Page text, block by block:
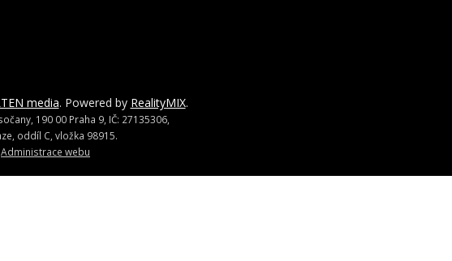
media. Powered by RealityMIX.
190 00 Praha 9, IČ: 27135306,
oddíl C, vložka 98915.
Administrace webu